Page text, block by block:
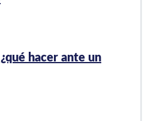
hacer ante un